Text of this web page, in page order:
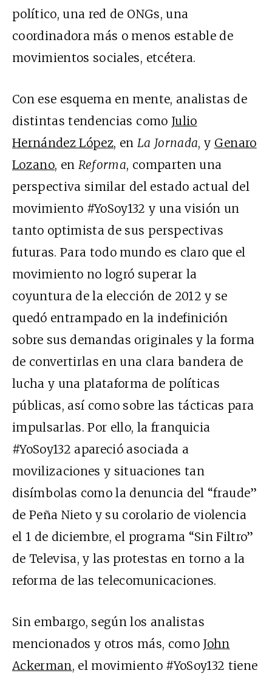
político, una red de ONGs, una
coordinadora más o menos estable de
movimientos sociales, etcétera.
Con ese esquema en mente, analistas de
distintas tendencias como Julio
Hernández López, en La Jornada, y Genaro
Lozano, en Reforma, comparten una
perspectiva similar del estado actual del
movimiento #YoSoy132 y una visión un
tanto optimista de sus perspectivas
futuras. Para todo mundo es claro que el
movimiento no logró superar la
coyuntura de la elección de 2012 y se
quedó entrampado en la indefinición
sobre sus demandas originales y la forma
de convertirlas en una clara bandera de
lucha y una plataforma de políticas
públicas, así como sobre las tácticas para
impulsarlas. Por ello, la franquicia
#YoSoy132 apareció asociada a
movilizaciones y situaciones tan
disímbolas como la denuncia del “fraude”
de Peña Nieto y su corolario de violencia
el 1 de diciembre, el programa “Sin Filtro”
de Televisa, y las protestas en torno a la
reforma de las telecomunicaciones.
Sin embargo, según los analistas
mencionados y otros más, como John
Ackerman, el movimiento #YoSoy132 tiene